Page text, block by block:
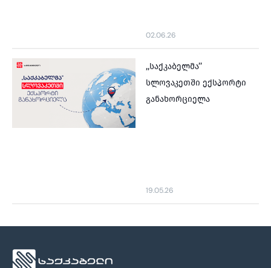
02.06.26
,,საქკაბელმა’’
სლოვაკეთში ექსპორტი
განახორციელა
19.05.26